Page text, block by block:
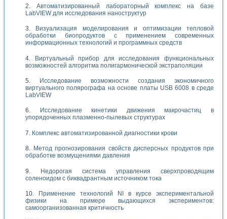
Автоматизированный лабораторный комплекс на базе
LabVIEW для исследования наноструктур
Визуализация моделирования и оптимизации тепловой
обработки биопродуктов с применением современных
информационных технологий и программных средств
Виртуальный прибор для исследования функциональных
возможностей алгоритма полигармонической экстраполяции
Исследование возможности создания экономичного
виртуального полярографа на основе платы USB 6008 в среде
LabVIEW
Исследование кинетики движения макрочастиц в
упорядоченных плазменно-пылевых структурах
Комплекс автоматизированной диагностики крови
Метод прогнозирования свойств дисперсных продуктов при
обработке возмущениями давления
Недорогая система управления сверхпроводящим
соленоидом с биквадрантным источником тока
Применение технологий NI в курсе экспериментальной
физики на примере выдающихся экспериментов:
самоорганизованная критичность